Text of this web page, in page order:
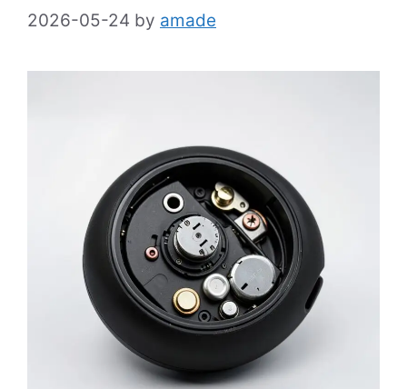
2026-05-24 by amade